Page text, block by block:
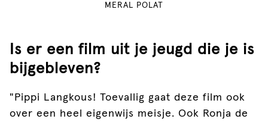
MERAL POLAT
Is er een film uit je jeugd die je is
bijgebleven?
"Pippi Langkous! Toevallig gaat deze film ook
over een heel eigenwijs meisje. Ook Ronja de